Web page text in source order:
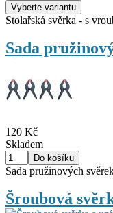
Stolařská svěrka - s
Sada
120 Kč
Skladem
Sada pružinových
Šroubová